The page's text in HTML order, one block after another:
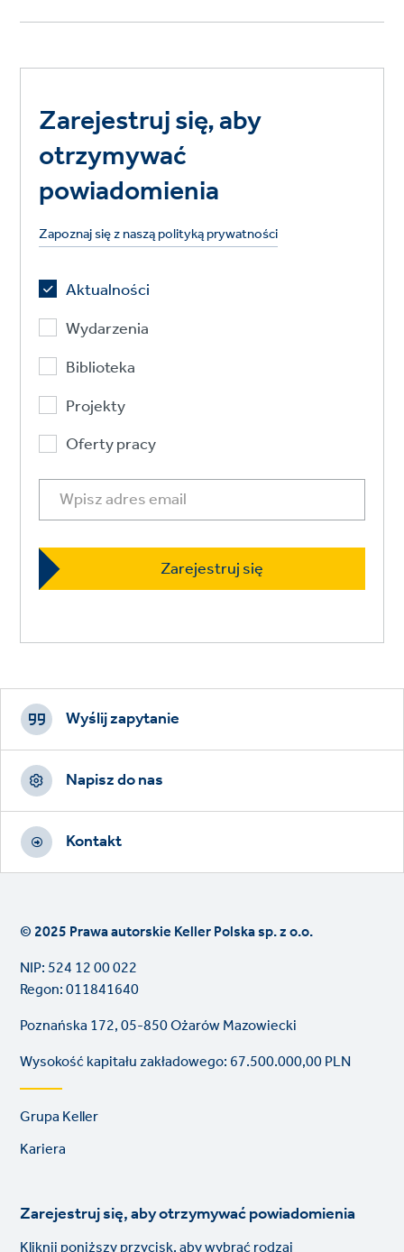
Zarejestruj się, aby
otrzymywać
powiadomienia
Zapoznaj się z naszą polityką prywatności
Aktualności
Wydarzenia
Biblioteka
Projekty
Oferty pracy
Footer
CTAs
Wyślij zapytanie
Napisz do nas
Kontakt
© 2025 Prawa autorskie Keller Polska sp. z o.o.
NIP: 524 12 00 022
Regon: 011841640
Poznańska 172, 05-850 Ożarów Mazowiecki
Wysokość kapitału zakładowego: 67.500.000,00 PLN
Footer
links
Grupa Keller
Kariera
Zarejestruj się, aby otrzymywać powiadomienia